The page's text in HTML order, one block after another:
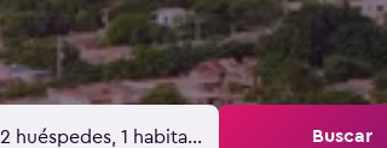
2 huéspedes, 1 habitación Buscar